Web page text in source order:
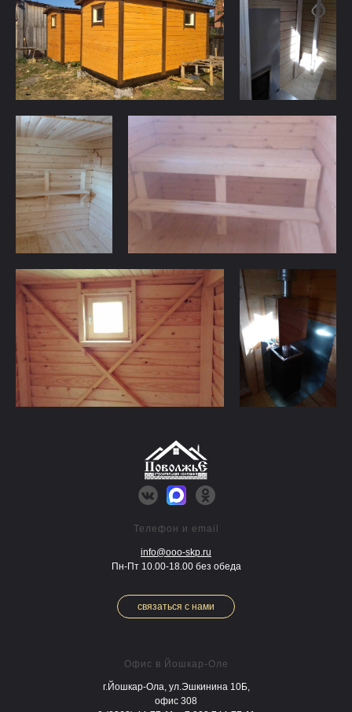
Офис в Йошкар-Оле
г.Йошкар-Ола, ул.Эшкинина 10Б,
офис 308
Телефон и email
info@ooo-skp.ru
Пн-Пт 10.00-18.00 без обеда
связаться с нами